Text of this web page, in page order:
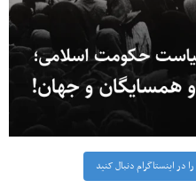
در اینستاگرام دنبال کنید